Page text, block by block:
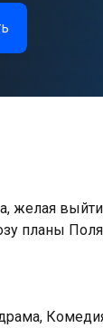
желая
планы